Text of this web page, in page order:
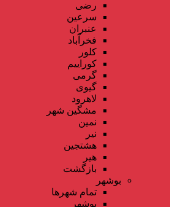
رضی
سرعین
عنبران
فخرآباد
کلور
کوراییم
گرمی
گیوی
لاهرود
مشگین شهر
نمین
نیر
هشتجین
هیر
بازگشت
بوشهر
تمام شهر‌ها
بوشهر